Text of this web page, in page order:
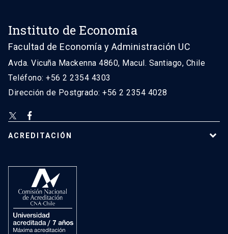
Instituto de Economía
Facultad de Economía y Administración UC
Avda. Vicuña Mackenna 4860, Macul. Santiago, Chile
Teléfono: +56 2 2354 4303
Dirección de Postgrado: +56 2 2354 4028
ACREDITACIÓN